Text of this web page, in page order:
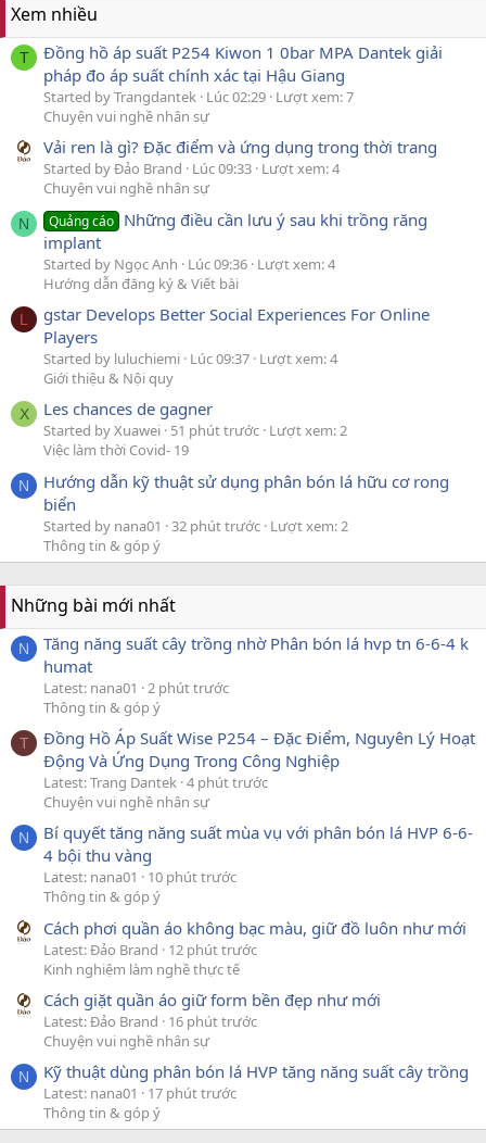
Xem nhiều
T
Đồng hồ áp suất P254 Kiwon 1 0bar MPA Dantek giải
pháp đo áp suất chính xác tại Hậu Giang
Started by Trangdantek Lúc 02:29 Lượt xem: 7
Chuyện vui nghề nhân sự
Vải ren là gì? Đặc điểm và ứng dụng trong thời trang
Started by Đảo Brand Lúc 09:33 Lượt xem: 4
Chuyện vui nghề nhân sự
N Quảng cáo Những điều cần lưu ý sau khi trồng răng
implant
Started by Ngọc Anh Lúc 09:36 Lượt xem: 4
Hướng dẫn đăng ký & Viết bài
L
gstar Develops Better Social Experiences For Online
Players
Started by luluchiemi Lúc 09:37 Lượt xem: 4
Giới thiệu & Nội quy
X Les chances de gagner
Started by Xuawei 51 phút trước Lượt xem: 2
Việc làm thời Covid- 19
N
Hướng dẫn kỹ thuật sử dụng phân bón lá hữu cơ rong
biển
Started by nana01 32 phút trước Lượt xem: 2
Thông tin & góp ý
Những bài mới nhất
N
Tăng năng suất cây trồng nhờ Phân bón lá hvp tn 6-6-4 k
humat
Latest: nana01
2 phút trước
Thông tin & góp ý
T
Đồng Hồ Áp Suất Wise P254 – Đặc Điểm, Nguyên Lý Hoạt
Động Và Ứng Dụng Trong Công Nghiệp
Latest: Trang Dantek 4 phút trước
Chuyện vui nghề nhân sự
N
Bí quyết tăng năng suất mùa vụ với phân bón lá HVP 6-6-
4 bội thu vàng
Latest: nana01
10 phút trước
Thông tin & góp ý
Cách phơi quần áo không bạc màu, giữ đồ luôn như mới
Latest: Đảo Brand
12 phút trước
Kinh nghiệm làm nghề thực tế
Cách giặt quần áo giữ form bền đẹp như mới
Latest: Đảo Brand
16 phút trước
Chuyện vui nghề nhân sự
N Kỹ thuật dùng phân bón lá HVP tăng năng suất cây trồng
Latest: nana01
17 phút trước
Thông tin & góp ý